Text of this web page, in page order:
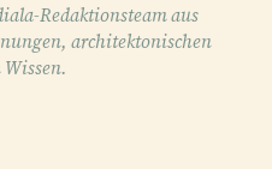
Redaktionsteam aus
architektonischen